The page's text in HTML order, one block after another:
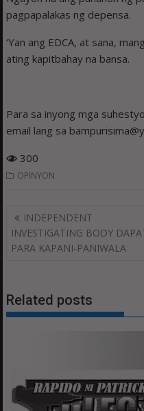
pagpapalakas ng depensa.
‘Yan ang EDCA, at sana,
ating kapitbahay na bansa.
Para sa inyong mga
email lang sa
300
OPINYON
Post
navigation
INDEPENDENT
INVESTIGATING BODY
PARA KAPANI-PANIWALA
Related posts